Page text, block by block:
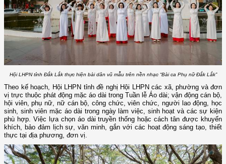
Hội LHPN tỉnh Đắk Lắk thực hiện bài dân vũ mẫu trên nền nhạc “Bài ca Phụ nữ Đắk Lắk”
Theo kế hoạch, Hội LHPN tỉnh đề nghị Hội LHPN các xã, phường và đơn
vị trực thuộc phát động mặc áo dài trong Tuần lễ Áo dài; vận động cán bộ,
hội viên, phụ nữ, nữ cán bộ, công chức, viên chức, người lao động, học
sinh, sinh viên mặc áo dài trong ngày làm việc, sinh hoạt và các sự kiện
phù hợp. Việc lựa chọn áo dài truyền thống hoặc cách tân được khuyến
khích, bảo đảm lịch sự, văn minh, gắn với các hoạt động sáng tạo, thiết
thực tại địa phương, đơn vị.